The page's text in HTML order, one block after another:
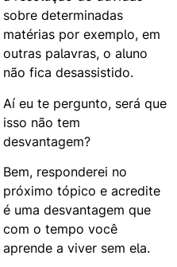
sobre determinadas
matérias por exemplo, em
outras palavras, o aluno
não fica desassistido.
Aí eu te pergunto, será que
isso não tem
desvantagem?
Bem, responderei no
próximo tópico e acredite
é uma desvantagem que
com o tempo você
aprende a viver sem ela.